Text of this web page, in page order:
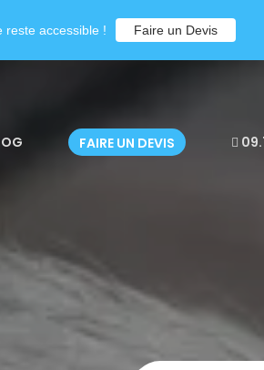
FAIRE UN DEVIS
reste accessible ! Faire un Devis